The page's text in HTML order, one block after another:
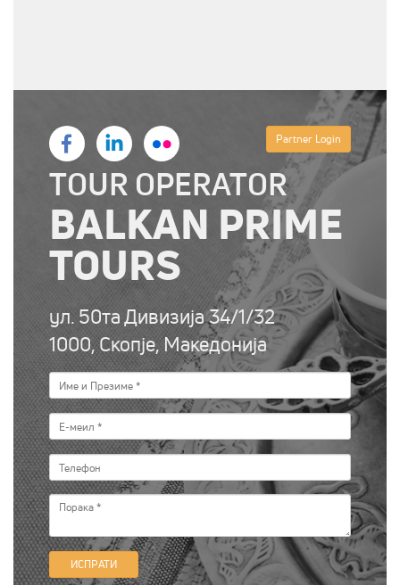
Partner Login
TOUR OPERATOR
BALKAN PRIME
TOURS
ул. 50та Дивизија 34/1/32
1000, Скопје, Македонија
ИСПРАТИ